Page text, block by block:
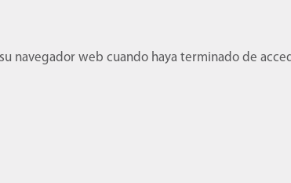
navegador web cuando haya terminado de